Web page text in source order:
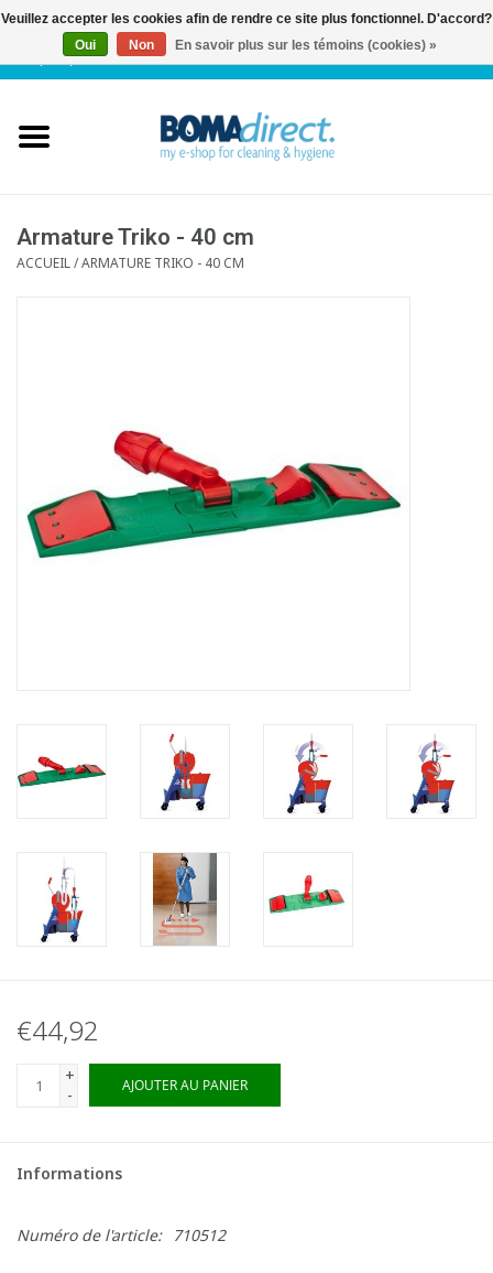
FR| 0 Articles
Service client
Armature Triko - 40 cm
ACCUEIL/ARMATURE TRIKO - 40 CM
€44,92
+
-
AJOUTER AU PANIER
Informations
Numéro de l'article: 710512
Veuillez accepter les cookies afin de rendre ce site plus fonctionnel. D'accord?
Oui
Non En savoir plus sur les témoins (cookies) »